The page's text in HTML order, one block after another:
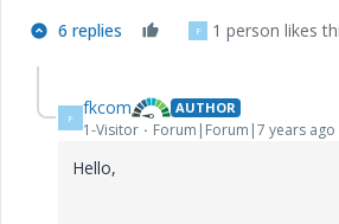
6 replies F 1 person likes
F fkcom AUTHOR
1-Visitor Forum|Forum|7 years ago
Hello,